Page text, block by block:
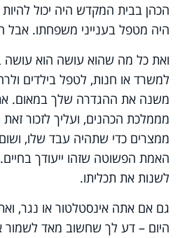
הכהן בבית המקדש היה יכול להיות
היה מטפל בענייני משפחתו. אבל
ואת כל מה שהוא עושה הוא עושה
למשרד או חנות, לטפל בילדים
משנה את ההגדרה שלך במאום.
מממלכת הכהנים, ועליך לזכור
ממצרים כדי שתהיה עבד שלו,
האמת הפשוטה שזהו ייעודך
לשנות את תכליתו.
גם אם אתה אינסטלטור או נגר,
היום – דע לך שחשוב מאד